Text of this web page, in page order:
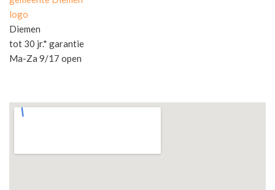
logo
Diemen
tot 30 jr.* garantie
Ma-Za 9/17 open